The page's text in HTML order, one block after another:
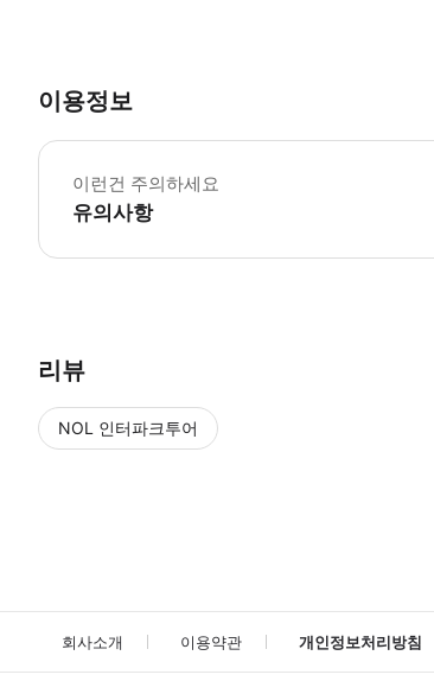
이용정보
이런건 주의하세요
유의사항
리뷰
NOL 인터파크투어
회사소개 이용약관 개인정보처리방침